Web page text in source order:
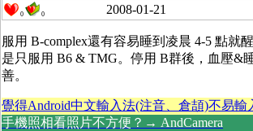
0 0 2008-01-21
服用 B-complex還有容易睡到凌晨 4-5 點就
是只服用 B6 & TMG。停用 B群後，血壓&
善。
覺得Android中文輸入法(注音、倉頡)不易
手機照相看照片不方便？→ AndCamera